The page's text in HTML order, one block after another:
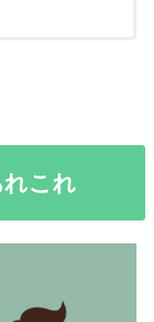
これ